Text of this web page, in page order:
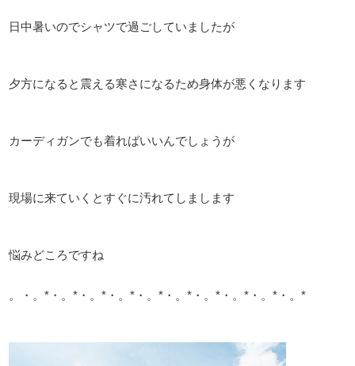
日中暑いのでシャツで過ごしていましたが
夕方になると震える寒さになるため身体が悪くなります
カーディガンでも着ればいいんでしょうが
現場に来ていくとすぐに汚れてしまします
悩みどころですね
。・。*・。*・。*・。*・。*・。*・。*・。*・。*・。*